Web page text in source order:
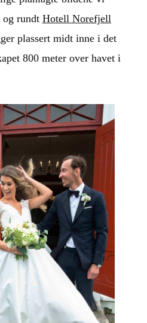
rundt Hotell Norefjell
plassert midt inne i det
800 meter over havet i